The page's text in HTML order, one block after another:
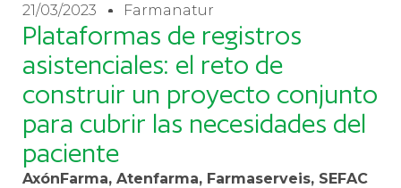
21/03/2023 Farmanatur
Plataformas de registros
asistenciales: el reto de
construir un proyecto conjunto
para cubrir las necesidades del
paciente
AxónFarma, Atenfarma, Farmaserveis, SEFAC